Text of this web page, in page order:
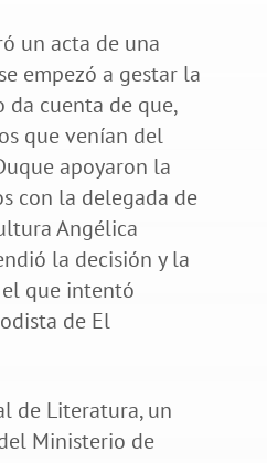
un acta de una
empezó a gestar la
da cuenta de que,
que venían del
apoyaron la
con la delegada de
Angélica
la decisión y la
que intentó
de El
de Literatura, un
Ministerio de